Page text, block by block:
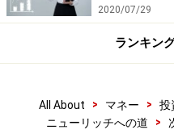
料理そのものの利益率は
どを考慮すると、あまり
人件費や家賃は巨大な固
多店舗展開しなければレ
人のマネジメントが大変。
2020/07/29
ランキン
All About > マネー > 投
ニューリッチへの道
>